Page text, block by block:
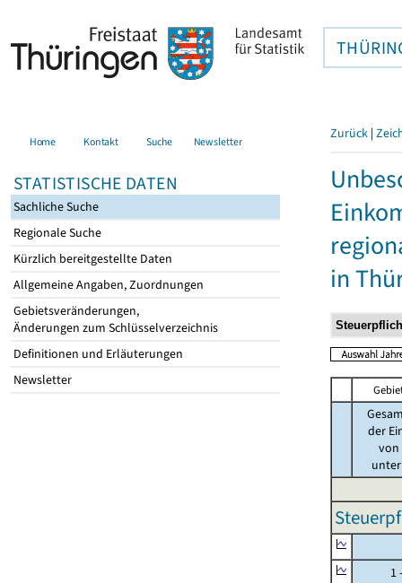
Home Kontakt Suche Newsletter
STATISTISCHE DATEN
Sachliche Suche
Regionale Suche
Kürzlich bereitgestellte Daten
Allgemeine Angaben, Zuordnungen
Gebietsveränderungen,
Änderungen zum Schlüsselverzeichnis
Definitionen und Erläuterungen
Newsletter
Zurück |
in
der
von
unter
1 -